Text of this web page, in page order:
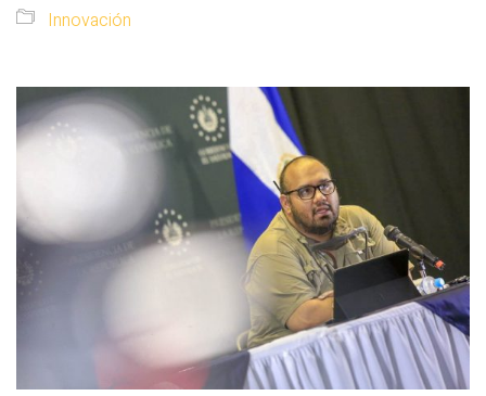
Innovación